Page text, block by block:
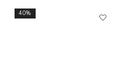
40%